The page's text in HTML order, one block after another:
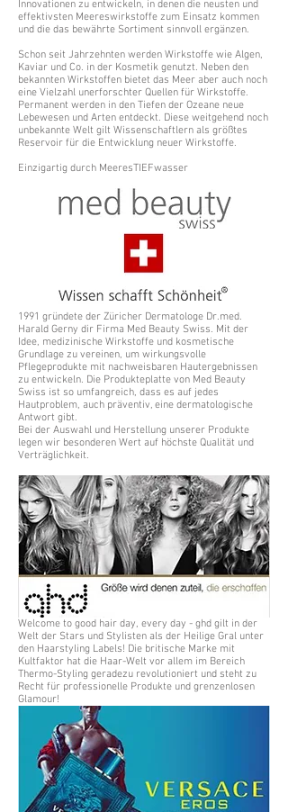
Innovationen zu entwickeln, in denen die neusten und
effektivsten Meereswirkstoffe zum Einsatz kommen
und die das bewährte Sortiment sinnvoll ergänzen.
Schon seit Jahrzehnten werden Wirkstoffe wie Algen,
Kaviar und Co. in der Kosmetik genutzt. Neben den
bekannten Wirkstoffen bietet das Meer aber auch noch
eine Vielzahl unerforschter Quellen für Wirkstoffe.
Permanent werden in den Tiefen der Ozeane neue
Lebewesen und Arten entdeckt. Diese weitgehend noch
unbekannte Welt gilt Wissenschaftlern als größtes
Reservoir für die Entwicklung neuer Wirkstoffe.
Einzigartig durch MeeresTIEFwasser
1991 gründete der Züricher Dermatologe Dr.med.
Harald Gerny dir Firma Med Beauty Swiss. Mit der
Idee, medizinische Wirkstoffe und kosmetische
Grundlage zu vereinen, um wirkungsvolle
Pflegeprodukte mit nachweisbaren Hautergebnissen
zu entwickeln. Die Produkteplatte von Med Beauty
Swiss ist so umfangreich, dass es auf jedes
Hautproblem, auch präventiv, eine dermatologische
Antwort gibt.
Bei der Auswahl und Herstellung unserer Produkte
legen wir besonderen Wert auf höchste Qualität und
Verträglichkeit.
Welcome to good hair day, every day - ghd gilt in der
Welt der Stars und Stylisten als der Heilige Gral unter
den Haarstyling Labels! Die britische Marke mit
Kultfaktor hat die Haar-Welt vor allem im Bereich
Thermo-Styling geradezu revolutioniert und steht zu
Recht für professionelle Produkte und grenzenlosen
Glamour!